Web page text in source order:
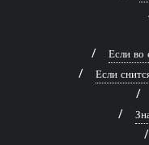
Если во
Если